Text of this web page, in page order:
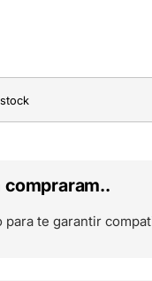
te garantir